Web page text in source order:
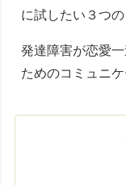
に試したい３つの
発達障害が恋愛
ためのコミュニ